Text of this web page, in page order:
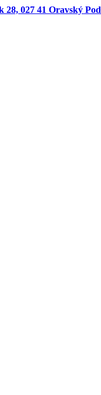
28, 027 41 Oravský